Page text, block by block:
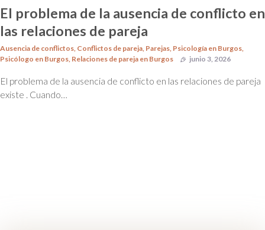
El problema de la ausencia de conflicto en
las relaciones de pareja
Ausencia de conflictos, Conflictos de pareja, Parejas, Psicología en Burgos,
Psicólogo en Burgos, Relaciones de pareja en Burgos junio 3, 2026
El problema de la ausencia de conflicto en las relaciones de pareja
existe . Cuando…